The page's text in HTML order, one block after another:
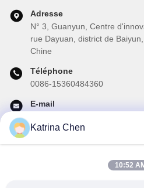
Adresse
N° 3, Guanyun, Centre
rue Dayuan, district de
Chine
Téléphone
0086-15360484360
E-mail
Katrina Chen
10:52